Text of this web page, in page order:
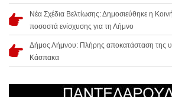
Νέα Σχέδια Βελτίωσης: Δημοσιεύθηκε η
ποσοστά ενίσχυσης για τη Λήμνο
Δήμος Λήμνου: Πλήρης αποκατάσταση της
Κάσπακα